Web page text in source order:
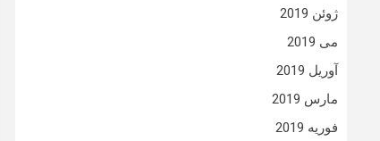
ژوئن 2019
می 2019
آوریل 2019
مارس 2019
فوریه 2019